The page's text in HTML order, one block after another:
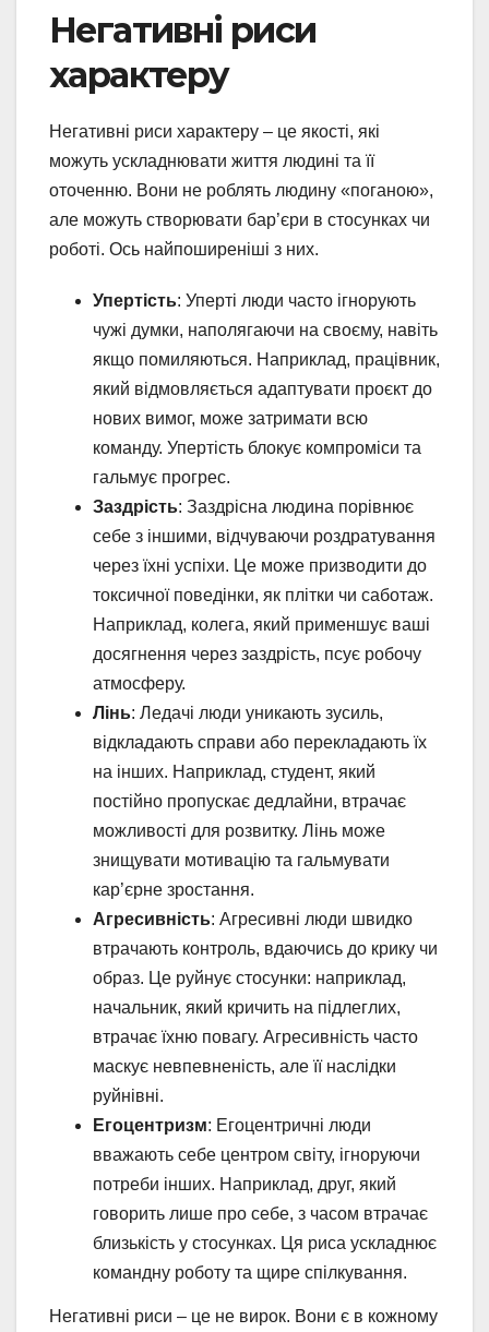
Негативні риси
характеру
Негативні риси характеру – це якості, які
можуть ускладнювати життя людині та її
оточенню. Вони не роблять людину «поганою»,
але можуть створювати бар’єри в стосунках чи
роботі. Ось найпоширеніші з них.
Упертість: Уперті люди часто ігнорують
чужі думки, наполягаючи на своєму, навіть
якщо помиляються. Наприклад, працівник,
який відмовляється адаптувати проєкт до
нових вимог, може затримати всю
команду. Упертість блокує компроміси та
гальмує прогрес.
Заздрість: Заздрісна людина порівнює
себе з іншими, відчуваючи роздратування
через їхні успіхи. Це може призводити до
токсичної поведінки, як плітки чи саботаж.
Наприклад, колега, який применшує ваші
досягнення через заздрість, псує робочу
атмосферу.
Лінь: Ледачі люди уникають зусиль,
відкладають справи або перекладають їх
на інших. Наприклад, студент, який
постійно пропускає дедлайни, втрачає
можливості для розвитку. Лінь може
знищувати мотивацію та гальмувати
кар’єрне зростання.
Агресивність: Агресивні люди швидко
втрачають контроль, вдаючись до крику чи
образ. Це руйнує стосунки: наприклад,
начальник, який кричить на підлеглих,
втрачає їхню повагу. Агресивність часто
маскує невпевненість, але її наслідки
руйнівні.
Егоцентризм: Егоцентричні люди
вважають себе центром світу, ігноруючи
потреби інших. Наприклад, друг, який
говорить лише про себе, з часом втрачає
близькість у стосунках. Ця риса ускладнює
командну роботу та щире спілкування.
Негативні риси – це не вирок. Вони є в кожному